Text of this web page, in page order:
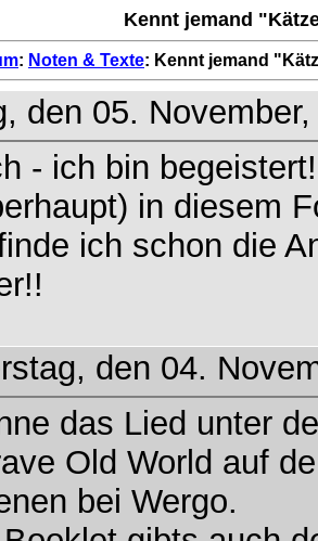
Kennt jemand
: Noten & Texte: Kennt jemand
den 05.
- ich bin
in diesem
ich schon die
den 04.
das Lied unter
Old World auf
bei Wergo.